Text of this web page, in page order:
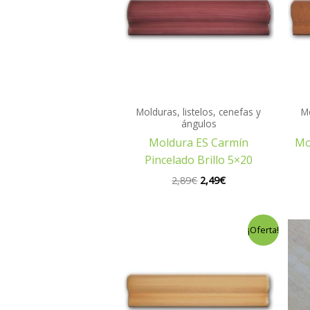
Molduras, listelos, cenefas y
ángulos
Moldura ES Carmín
Pincelado Brillo 5×20
2,89€ 2,49€
¡Oferta!
2,89€.
precio
2,49€.